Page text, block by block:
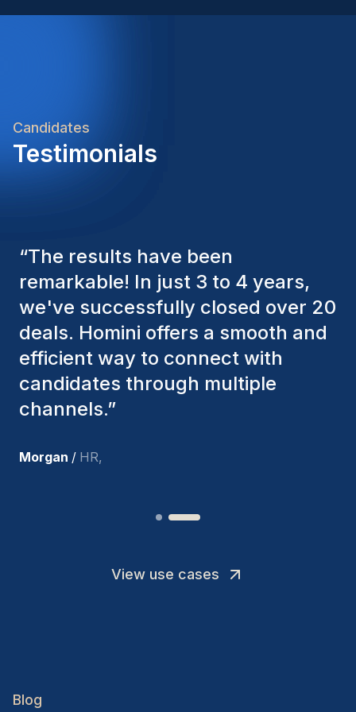
Candidates
Testimonials
“The Homini consultants have
consistently considered various
factors to ensure they present the
best candidates. The individuals
we've hired are still with us, and
I’m truly pleased with the new
team members.
Joakin / Deputy-AMLCO
View use cases
Blog